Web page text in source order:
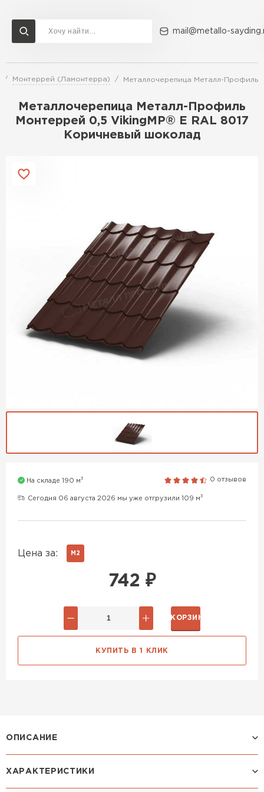
mail@metallo-
Монтеррей (Ламонтерра) Металлочерепица Металл-Профиль
Металлочерепица Металл-Профиль
Монтеррей 0,5 VikingMP® E RAL 8017
Коричневый шоколад
На складе 190 м3 0 отзывов
Сегодня 06 августа 2026 мы уже отгрузили 109 м3
Цена за: М2
742 ₽
В КОРЗИНУ
КУПИТЬ В 1 КЛИК
ОПИСАНИЕ
Профиль ЛАМОНТЕРРА:
ХАРАКТЕРИСТИКИ
Доставка и оплата Акции О компании Контакты
Перейти в каталог